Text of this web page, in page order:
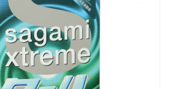
и возврат
рассрочка